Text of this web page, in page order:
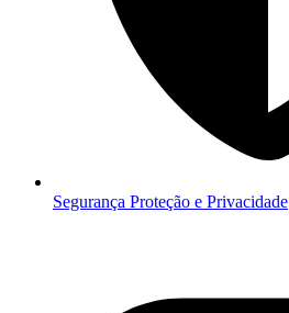
Segurança Proteção e Privacidade